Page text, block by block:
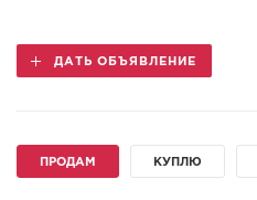
ОБЪЯВЛЕНИЯ
СПРАВКА
ДАТЬ ОБЪЯВЛЕНИЕ
ПРОДАМ КУПЛЮ